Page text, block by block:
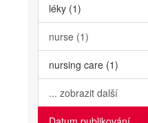
léky (1)
nurse (1)
nursing care (1)
... zobrazit další